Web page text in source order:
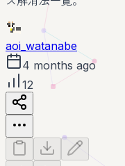
aoi_watanabe
4 months ago
12